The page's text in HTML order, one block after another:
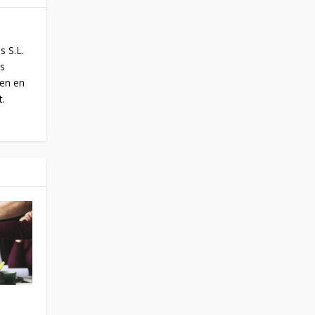
S.L.
en